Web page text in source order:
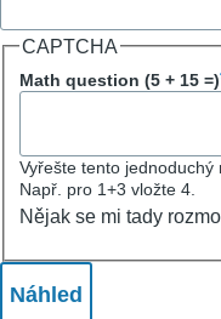
CAPTCHA
Math question (5 + 15 =)
Vyřešte tento jednoduchý
Např. pro 1+3 vložte 4.
Nějak se mi tady